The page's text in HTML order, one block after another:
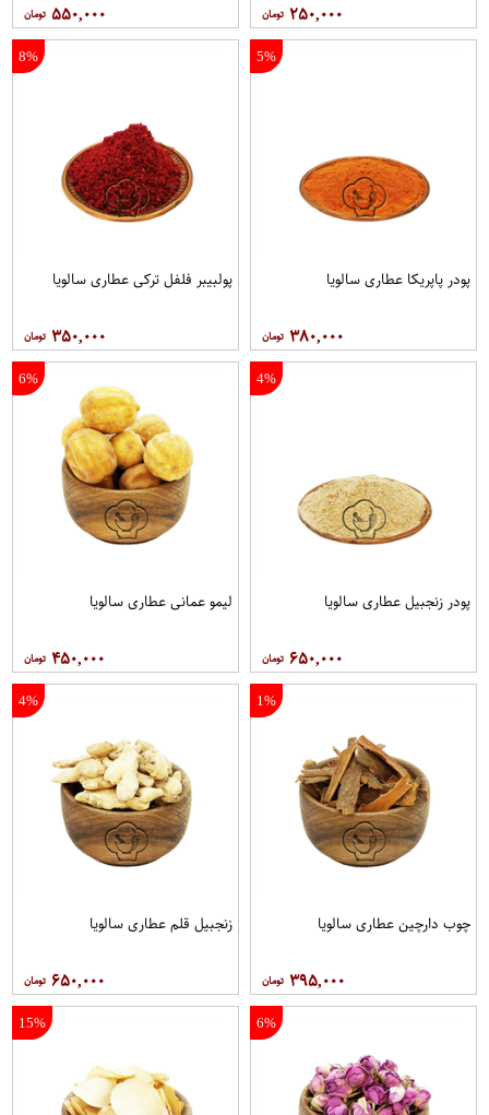
۲۵۰,۰۰۰ ۵۵۰,۰۰۰
5%
پودر پاپریکا عطاری سالویا
۳۸۰,۰۰۰
8%
پولبیبر فلفل ترکی عطاری سالویا
۳۵۰,۰۰۰
4%
پودر زنجبیل عطاری سالویا
۶۵۰,۰۰۰
6%
لیمو عمانی عطاری سالویا
۴۵۰,۰۰۰
1%
چوب دارچین عطاری سالویا
۳۹۵,۰۰۰
4%
زنجبیل قلم عطاری سالویا
۶۵۰,۰۰۰
6%
15%